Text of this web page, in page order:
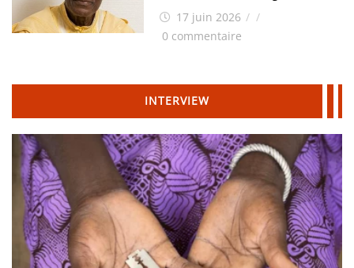
Idrissa Chérif écrit au ministre
des Hydrocarbures
17 juin 2026 / /
0 commentaire
INTERVIEW